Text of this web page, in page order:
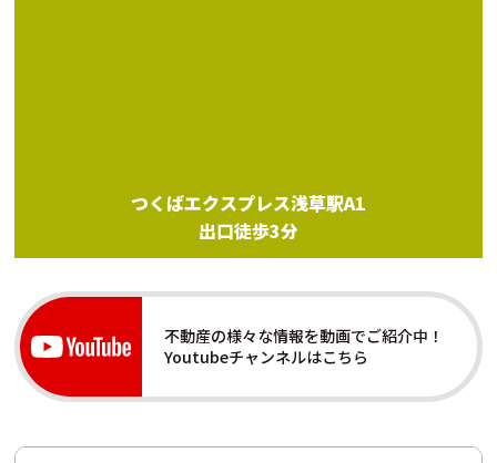
つくばエクスプレス浅草駅A1
出口徒歩3分
不動産の様々な情報を動画でご紹介中！
Youtubeチャンネルはこちら